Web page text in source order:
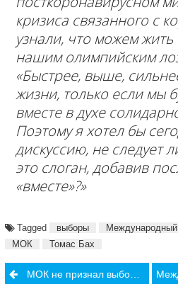
кризиса связанного с
узнали, что можем жить
нашим олимпийским
«Быстрее, выше,
жизни, только если мы
вместе в духе
Поэтому я хотел бы
дискуссию, не следует
это слоган, добавив
«вместе»?»
Tagged выборы
МОК
Томас Бах
PostМОК не признал выборы президента НОК Белоруссии